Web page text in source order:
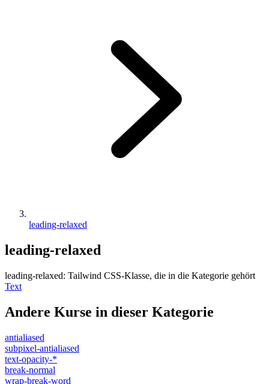
leading-relaxed
leading-relaxed
leading-relaxed: Tailwind CSS-Klasse, die in die Kategorie gehört
Text
Andere Kurse in dieser Kategorie
antialiased
subpixel-antialiased
text-opacity-*
break-normal
wrap-break-word